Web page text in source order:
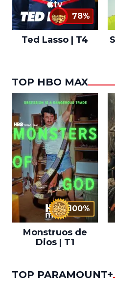
78%
Ted Lasso | T4
TOP HBO MAX
100%
Monstruos de
Dios | T1
TOP PARAMOUNT+